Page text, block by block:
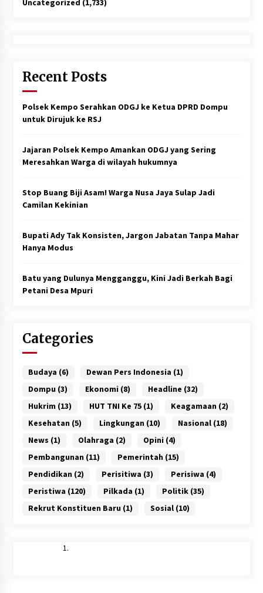
Uncategorized (1,733)
Recent Posts
Polsek Kempo Serahkan ODGJ ke Ketua DPRD Dompu
untuk Dirujuk ke RSJ
Jajaran Polsek Kempo Amankan ODGJ yang Sering
Meresahkan Warga di wilayah hukumnya
Stop Buang Biji Asam! Warga Nusa Jaya Sulap Jadi
Camilan Kekinian
Bupati Ady Tak Konsisten, Jargon Jabatan Tanpa Mahar
Hanya Modus
Batu yang Dulunya Mengganggu, Kini Jadi Berkah Bagi
Petani Desa Mpuri
Categories
Budaya (6) Dewan Pers Indonesia (1)
Dompu (3) Ekonomi (8) Headline (32)
Hukrim (13) HUT TNI Ke 75(1) Keagamaan (2)
Kesehatan (5) Lingkungan (10) Nasional(18)
News (1) Olahraga (2) Opini (4)
Pembangunan (11) Pemerintah (15)
Pendidikan (2) Perisitiwa (3) Perisiwa (4)
Peristiwa (120) Pilkada (1) Politik(35)
Rekrut Konstituen Baru (1) Sosial(10)